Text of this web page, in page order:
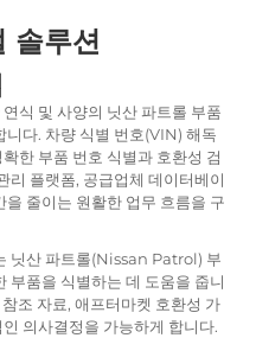
솔루션
식 및 사양의 닛산 파트롤 부품
다. 차량 식별 번호(VIN) 해독
한 부품 번호 식별과 호환성 검
리 플랫폼, 공급업체 데이터베이
줄이는 원활한 업무 흐름을 구
닛산 파트롤(Nissan Patrol) 부
부품을 식별하는 데 도움을 줍니
조 자료, 애프터마켓 호환성 가
의사결정을 가능하게 합니다.